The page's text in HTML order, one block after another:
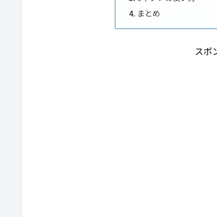
まとめ
スポ